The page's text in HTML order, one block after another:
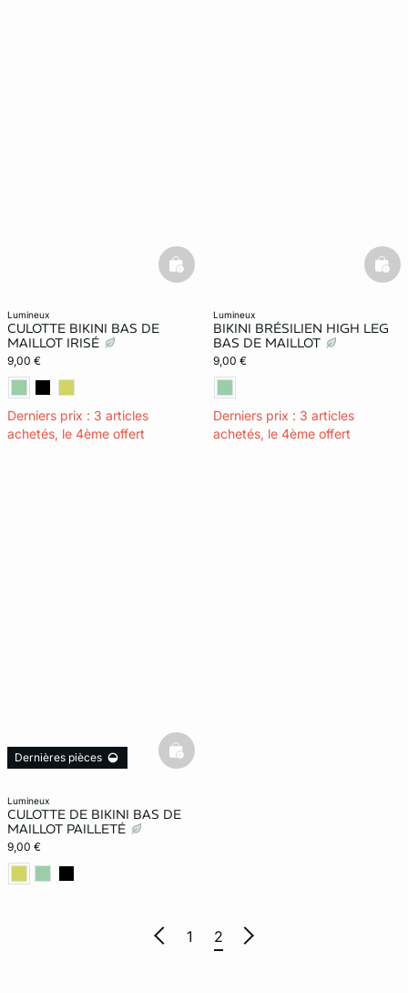
lumineux
CULOTTE BIKINI BAS DE
MAILLOT IRISÉ
9,00 €
Derniers prix : 3 articles
achetés, le 4ème offert
basketfull
lumineux
BIKINI BRÉSILIEN HIGH LEG
BAS DE MAILLOT
9,00 €
Derniers prix : 3 articles
achetés, le 4ème offert
lumineux
CULOTTE DE BIKINI BAS DE
MAILLOT PAILLETÉ
9,00 €
Dernières pièces basketfull
1 2